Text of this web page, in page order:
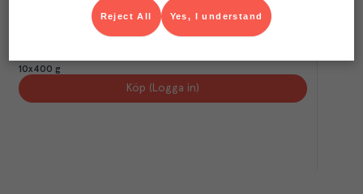
Herrgård 12mån 28% EKO KRAV
10x400 g
Köp (Logga in)
Yes, I understand
Reject All